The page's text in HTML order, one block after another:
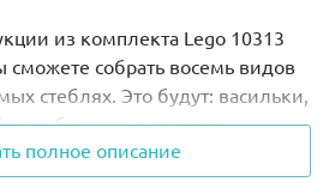
из комплекта Lego 10313
сможете собрать восемь видов
стеблях. Это будут: васильки,
мак, боровая петрушка,
герберы, живокость и люпин.
композицию из
полное описание